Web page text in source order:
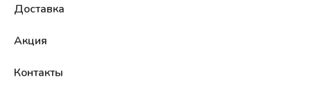
Доставка
Акция
Контакты